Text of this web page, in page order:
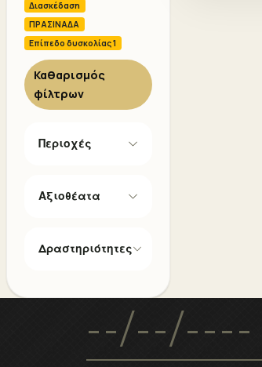
Διασκέδαση
ΠΡΑΣΙΝΑΔΑ
Επίπεδο δυσκολίας 1
Καθαρισμός
φίλτρων
Περιοχές
Αξιοθέατα
Δραστηριότητες